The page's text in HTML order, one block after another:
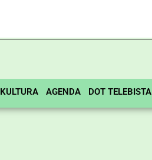
KULTURA AGENDA DOT TELEBISTA